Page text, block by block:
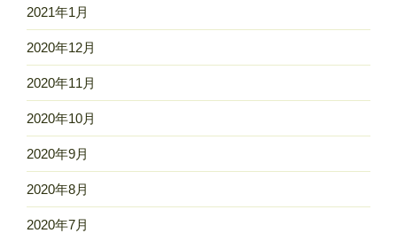
2021年1月
2020年12月
2020年11月
2020年10月
2020年9月
2020年8月
2020年7月